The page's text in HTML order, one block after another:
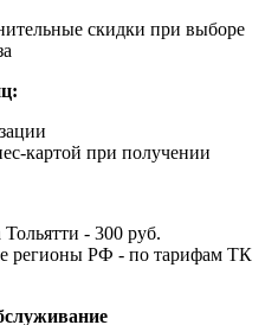
скидки при выборе
картой при получении
Тольятти - 300 руб.
регионы РФ - по тарифам ТК